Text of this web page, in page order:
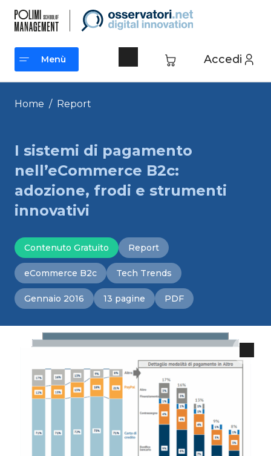
contenuto
Accedi
Menù
Menù
Home / Report
I sistemi di pagamento
nell’eCommerce B2c:
adozione, frodi e strumenti
innovativi
Contenuto Gratuito Report
eCommerce B2c Tech Trends
Gennaio 2016 13 pagine PDF